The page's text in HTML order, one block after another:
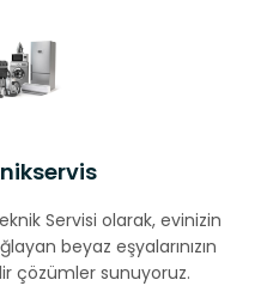
Servisi olarak, evinizin
beyaz eşyalarınızın
çözümler sunuyoruz.